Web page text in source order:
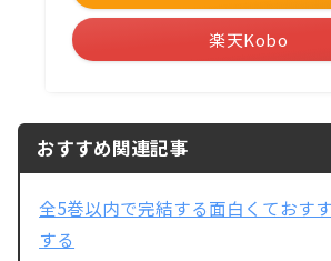
楽天Kobo
おすすめ関連記事
全5巻以内で完結する面白くておす
する